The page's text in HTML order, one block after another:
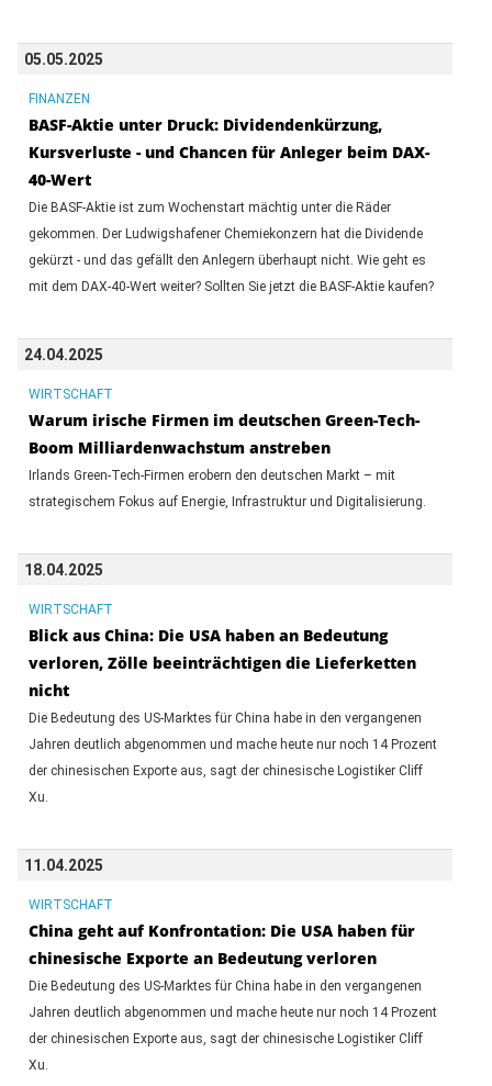
05.05.2025
FINANZEN
BASF-Aktie unter Druck: Dividendenkürzung,
Kursverluste - und Chancen für Anleger beim DAX-
40-Wert
Die BASF-Aktie ist zum Wochenstart mächtig unter die Räder
gekommen. Der Ludwigshafener Chemiekonzern hat die Dividende
gekürzt - und das gefällt den Anlegern überhaupt nicht. Wie geht es
mit dem DAX-40-Wert weiter? Sollten Sie jetzt die BASF-Aktie kaufen?
24.04.2025
WIRTSCHAFT
Warum irische Firmen im deutschen Green-Tech-
Boom Milliardenwachstum anstreben
Irlands Green-Tech-Firmen erobern den deutschen Markt – mit
strategischem Fokus auf Energie, Infrastruktur und Digitalisierung.
18.04.2025
WIRTSCHAFT
Blick aus China: Die USA haben an Bedeutung
verloren, Zölle beeinträchtigen die Lieferketten
nicht
Die Bedeutung des US-Marktes für China habe in den vergangenen
Jahren deutlich abgenommen und mache heute nur noch 14 Prozent
der chinesischen Exporte aus, sagt der chinesische Logistiker Cliff
Xu.
11.04.2025
WIRTSCHAFT
China geht auf Konfrontation: Die USA haben für
chinesische Exporte an Bedeutung verloren
Die Bedeutung des US-Marktes für China habe in den vergangenen
Jahren deutlich abgenommen und mache heute nur noch 14 Prozent
der chinesischen Exporte aus, sagt der chinesische Logistiker Cliff
Xu.